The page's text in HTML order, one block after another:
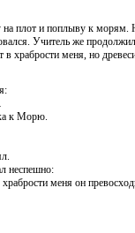
плот и поплыву к морям.
Учитель же
меня, но
к Морю.
неспешно:
меня он